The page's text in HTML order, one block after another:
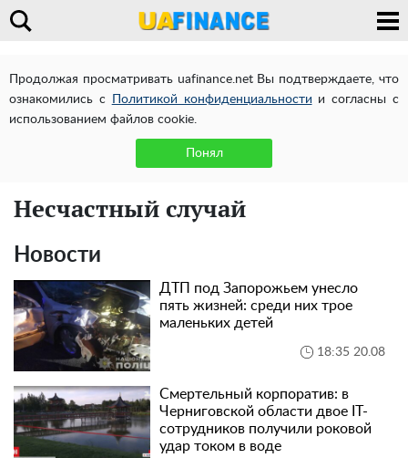
Продолжая просматривать uafinance.net Вы подтверждаете, что
ознакомились с
Политикой конфиденциальности и согласны с
использованием файлов cookie.
Понял
Несчастный случай
Новости
ДТП под Запорожьем унесло
пять жизней: среди них трое
маленьких детей
18:35 20.08
Cмертельный корпоратив: в
Черниговской области двое IT-
сотрудников получили роковой
удар током в воде